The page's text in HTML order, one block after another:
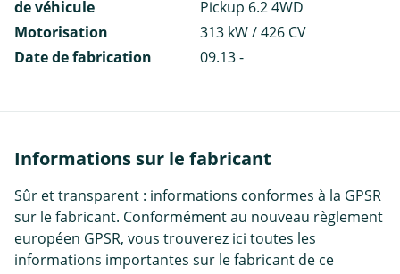
de véhicule
Pickup 6.2 4WD
Motorisation
313 kW / 426 CV
Date de fabrication
09.13 -
Informations sur le fabricant
Sûr et transparent : informations conformes à la GPSR
sur le fabricant. Conformément au nouveau règlement
européen GPSR, vous trouverez ici toutes les
informations importantes sur le fabricant de ce